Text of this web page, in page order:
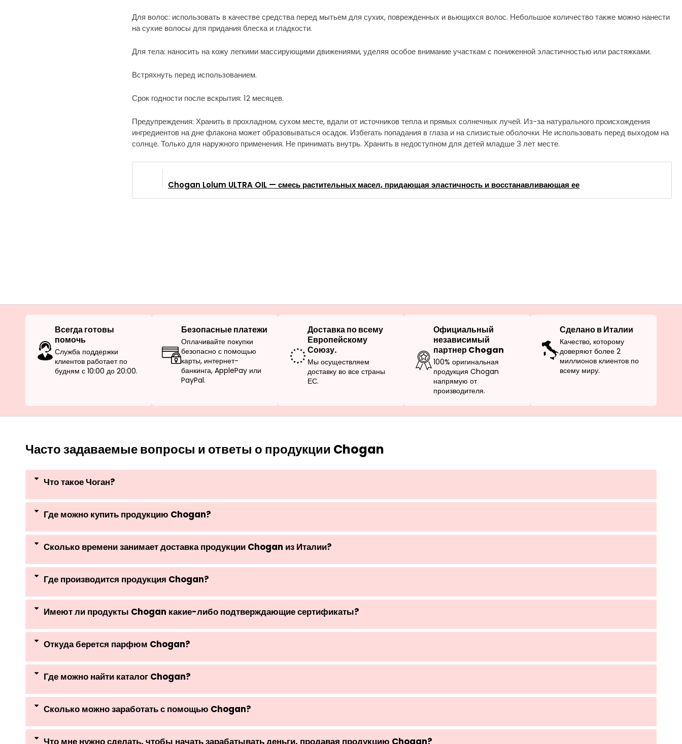
Для волос: использовать в качестве средства перед мытьем для сухих, поврежденных и вьющихся волос. Небольшое количество также можно нанести
на сухие волосы для придания блеска и гладкости.
Для тела: наносить на кожу легкими массирующими движениями, уделяя особое внимание участкам с пониженной эластичностью или растяжками.
Встряхнуть перед использованием.
Срок годности после вскрытия: 12 месяцев.
Предупреждения: Хранить в прохладном, сухом месте, вдали от источников тепла и прямых солнечных лучей. Из-за натурального происхождения
ингредиентов на дне флакона может образовываться осадок. Избегать попадания в глаза и на слизистые оболочки. Не использовать перед выходом на
солнце. Только для наружного применения. Не принимать внутрь. Хранить в недоступном для детей младше 3 лет месте.
Chogan Lolum ULTRA OIL — смесь растительных масел, придающая эластичность и восстанавливающая ее
Всегда готовы
помочь
Служба поддержки
клиентов работает по
будням с 10:00 до 20:00.
Безопасные платежи
Оплачивайте покупки
безопасно с помощью
карты, интернет-
банкинга, ApplePay или
PayPal.
Доставка по всему
Европейскому
Союзу.
Мы осуществляем
доставку во все страны
ЕС.
Официальный
независимый
партнер Chogan
100% оригинальная
продукция Chogan
напрямую от
производителя.
Сделано в Италии
Качество, которому
доверяют более 2
миллионов клиентов по
всему миру.
Часто задаваемые вопросы и ответы о продукции Chogan
Что такое Чоган?
Где можно купить продукцию Chogan?
Сколько времени занимает доставка продукции Chogan из Италии?
Где производится продукция Chogan?
Имеют ли продукты Chogan какие-либо подтверждающие сертификаты?
Откуда берется парфюм Chogan?
Где можно найти каталог Chogan?
Сколько можно заработать с помощью Chogan?